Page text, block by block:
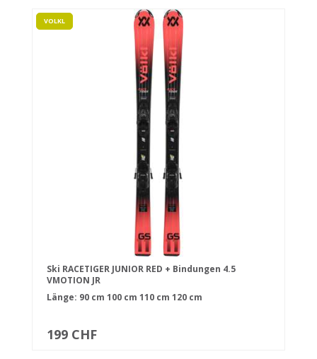
VOLKL
Ski RACETIGER JUNIOR RED + Bindungen 4.5
VMOTION JR
Länge: 90 cm 100 cm 110 cm 120 cm
199 CHF